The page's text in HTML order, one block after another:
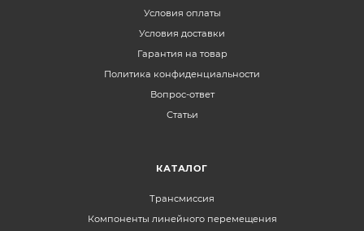
Условия оплаты
Условия доставки
Гарантия на товар
Политика конфиденциальности
Вопрос-ответ
Статьи
КАТАЛОГ
Трансмиссия
Компоненты линейного перемещения